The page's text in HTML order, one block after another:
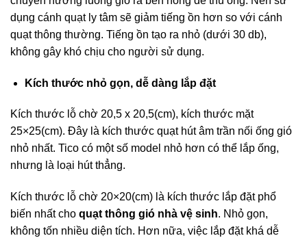
dụng cánh quạt ly tâm sẽ giảm tiếng ồn hơn so với cánh
quạt thông thường. Tiếng ồn tạo ra nhỏ (dưới 30 db),
không gây khó chịu cho người sử dụng.
Kích thước nhỏ gọn, dễ dàng lắp đặt
Kích thước lỗ chờ 20,5 x 20,5(cm), kích thước mặt
25×25(cm). Đây là kích thước quạt hút âm trần nối ống gió
nhỏ nhất. Tico có một số model nhỏ hơn có thể lắp ống,
nhưng là loại hút thẳng.
Kích thước lỗ chờ 20×20(cm) là kích thước lắp đặt phổ
biến nhất cho quạt thông gió nhà vệ sinh. Nhỏ gọn,
không tốn nhiều diện tích. Hơn nữa, việc lắp đặt khá dễ